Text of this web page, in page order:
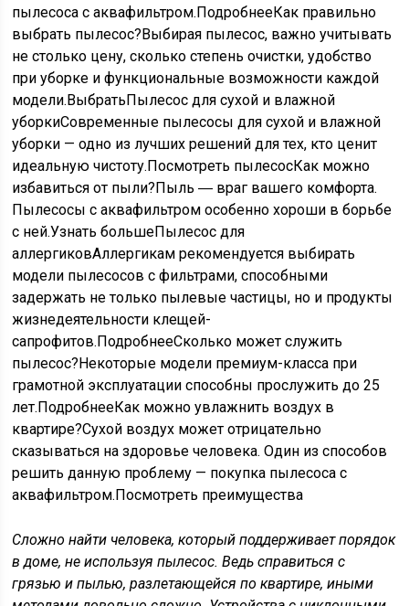
пылесоса с аквафильтром.ПодробнееКак правильно
выбрать пылесос?Выбирая пылесос, важно учитывать
не столько цену, сколько степень очистки, удобство
при уборке и функциональные возможности каждой
модели.ВыбратьПылесос для сухой и влажной
уборкиСовременные пылесосы для сухой и влажной
уборки — одно из лучших решений для тех, кто ценит
идеальную чистоту.Посмотреть пылесосКак можно
избавиться от пыли?Пыль ― враг вашего комфорта.
Пылесосы с аквафильтром особенно хороши в борьбе
с ней.Узнать большеПылесос для
аллергиковАллергикам рекомендуется выбирать
модели пылесосов с фильтрами, способными
задержать не только пылевые частицы, но и продукты
жизнедеятельности клещей-
сапрофитов.ПодробнееСколько может служить
пылесос?Некоторые модели премиум-класса при
грамотной эксплуатации способны прослужить до 25
лет.ПодробнееКак можно увлажнить воздух в
квартире?Сухой воздух может отрицательно
сказываться на здоровье человека. Один из способов
решить данную проблему — покупка пылесоса с
аквафильтром.Посмотреть преимущества
Сложно найти человека, который поддерживает порядок
в доме, не используя пылесос. Ведь справиться с
грязью и пылью, разлетающейся по квартире, иными